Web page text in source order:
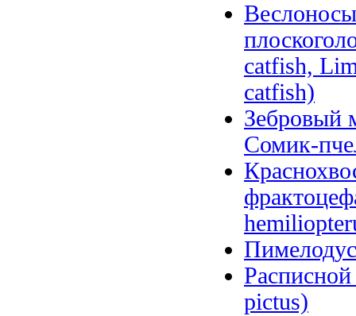
catfish,
catfish)
Зебровый
Сомик-
pictus)